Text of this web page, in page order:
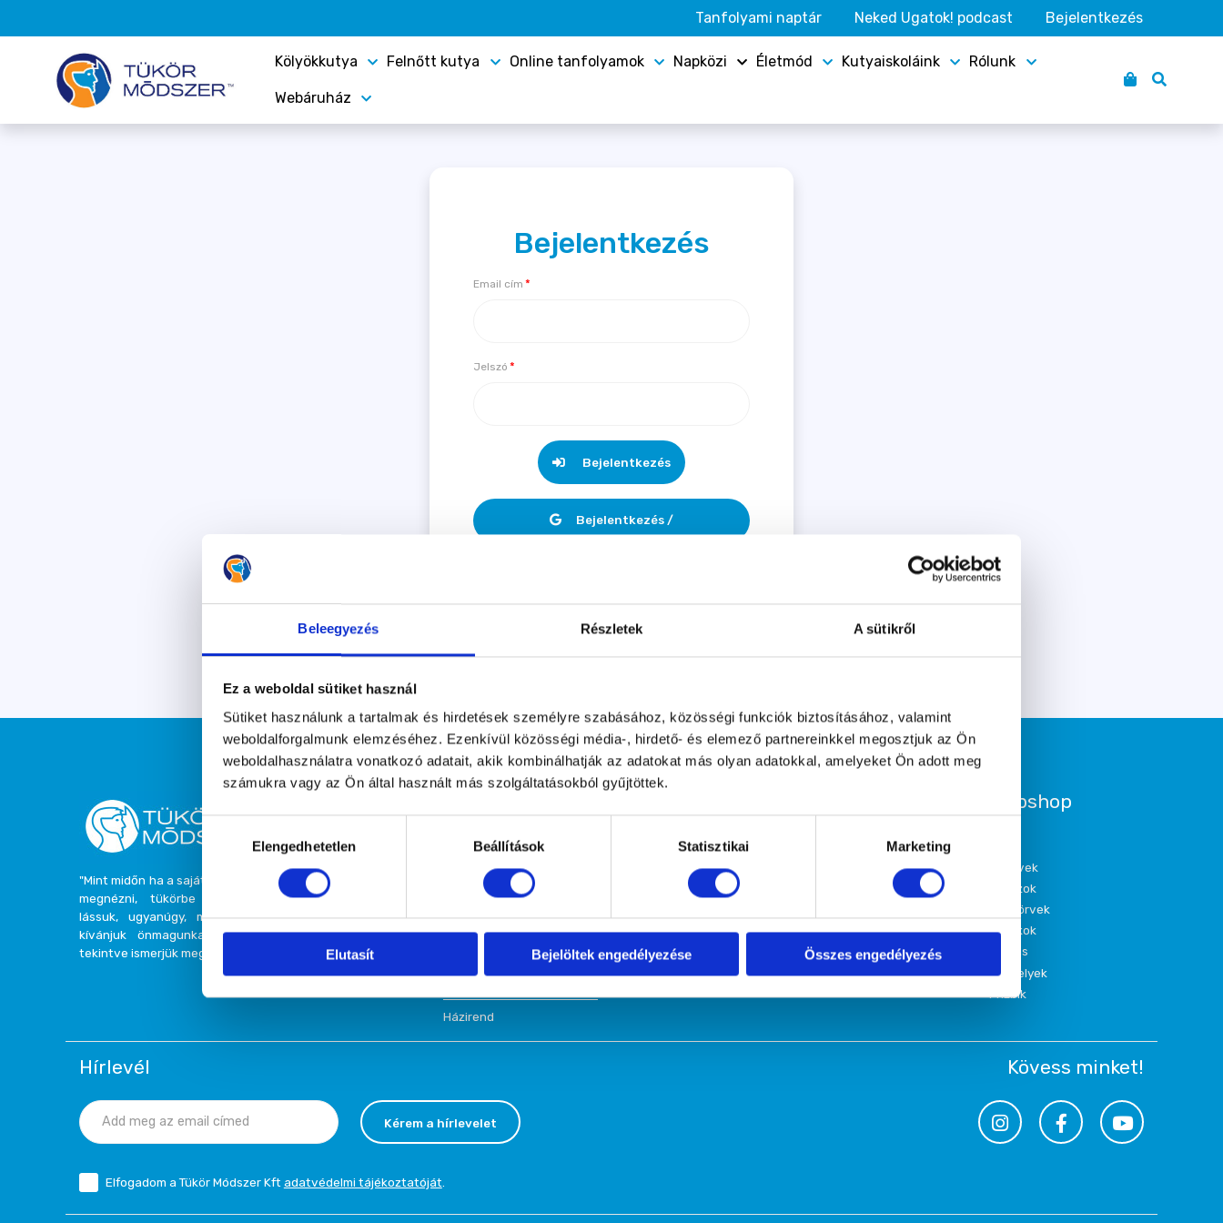
Beleegyezés Részletek A sütikről
Ez a weboldal sütiket használ
Sütiket használunk a tartalmak és hirdetések személyre szabásához, közösségi funkciók biztosításához, valamint
weboldalforgalmunk elemzéséhez. Ezenkívül közösségi média-, hirdető- és elemező partnereinkkel megosztjuk az Ön
weboldalhasználatra vonatkozó adatait, akik kombinálhatják az adatokat más olyan adatokkal, amelyeket Ön adott meg
számukra vagy az Ön által használt más szolgáltatásokból gyűjtöttek.
Hozzájárulás
kiválasztásaElengedhetetlen Beállítások Statisztikai Marketing
Elutasít Bejelöltek engedélyezése Összes engedélyezés
Tanfolyami naptár Neked Ugatok! podcast Bejelentkezés
Kölyökkutya Felnőtt kutya Online tanfolyamok Napközi Életmód Kutyaiskoláink Rólunk
Webáruház
Bejelentkezés
Email cím
Jelszó
Bejelentkezés
Bejelentkezés /
"Mint midőn ha a saját arcunkat akarjuk
megnézni, tükörbe tekintünk, hogy
lássuk, ugyanúgy, midőn megismerni
kívánjuk önmagunkat, a barátunkra
tekintve ismerjük meg." (Arisztotelész)
Hajógyári Kutyasuli
Népszigeti Kutyasuli
Őrmezői Kutyasuli
Rákoscsabai Kutyasuli
Őrmezői Kölyök Suli
Házirend
Kölyökkutya oktatás
Középfokú tanfolyamok
Életmód programok
Vizsgáztatás
Viselkedésterápia
Kutyakommunikáció
Vizsgára felkészítés (K99)
Webshop
Könyvek
Pórázok
Nyakörvek
Játékok
Ápolás
Fekhelyek
Frizbik
Hírlevél
Kérem a hírlevelet
Elfogadom a Tükör Módszer Kftadatvédelmi tájékoztatóját.
Kövess minket!